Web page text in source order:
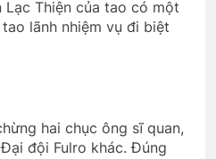
Lạc Thiện của tao có một
lãnh nhiệm vụ đi biệt
hai chục ông sĩ quan,
đội Fulro khác. Đúng